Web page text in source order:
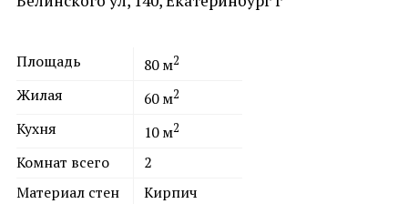
Площадь 80м2
Жилая 60м2
Кухня 10м2
Комнат всего
2
Материал стен
Кирпич